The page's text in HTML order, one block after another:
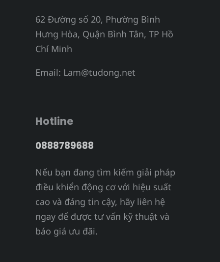
62 Đường số 20, Phường Bình
Hưng Hòa, Quận Bình Tân, TP Hồ
Chí Minh
Email: Lam@tudong.net
Hotline
0888789688
Nếu bạn đang tìm kiếm giải pháp
điều khiển động cơ với hiệu suất
cao và đáng tin cậy, hãy liên hệ
ngay để được tư vấn kỹ thuật và
báo giá ưu đãi.